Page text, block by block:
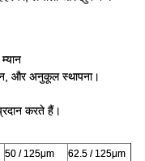
और अनुकूल स्थापना।
करते हैं।
50 / 125μm
62.5 / 125μm